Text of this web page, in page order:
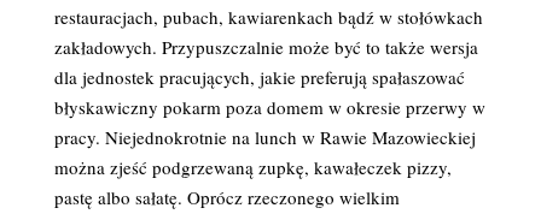
restauracjach, pubach, kawiarenkach bądź w stołówkach
zakładowych. Przypuszczalnie może być to także wersja
dla jednostek pracujących, jakie preferują spałaszować
błyskawiczny pokarm poza domem w okresie przerwy w
pracy. Niejednokrotnie na lunch w Rawie Mazowieckiej
można zjeść podgrzewaną zupkę, kawałeczek pizzy,
pastę albo sałatę. Oprócz rzeczonego wielkim